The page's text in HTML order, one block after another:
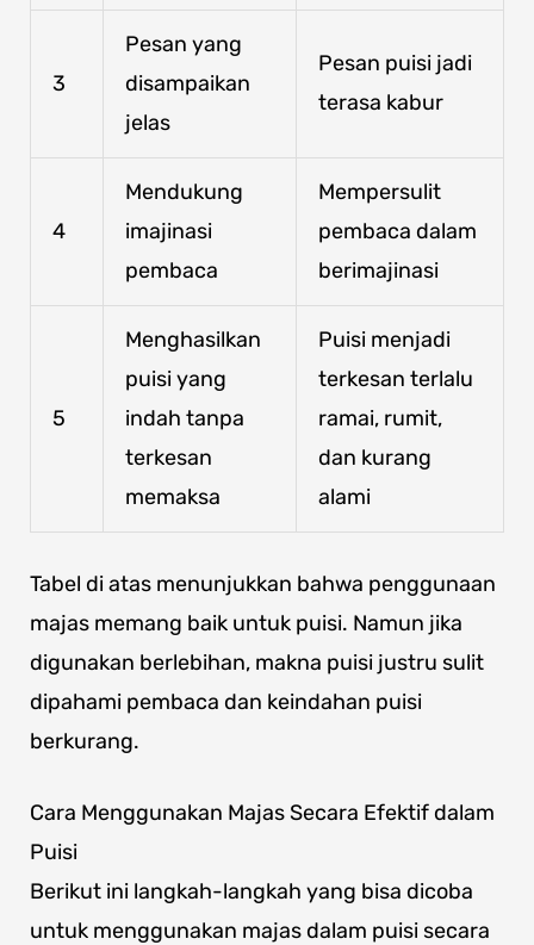
3
Pesan yang
disampaikan
jelas
Pesan puisi jadi
terasa kabur
4
Mendukung
imajinasi
pembaca
Mempersulit
pembaca dalam
berimajinasi
5
Menghasilkan
puisi yang
indah tanpa
terkesan
memaksa
Puisi menjadi
terkesan terlalu
ramai, rumit,
dan kurang
alami
Tabel di atas menunjukkan bahwa penggunaan
majas memang baik untuk puisi. Namun jika
digunakan berlebihan, makna puisi justru sulit
dipahami pembaca dan keindahan puisi
berkurang.
Cara Menggunakan Majas Secara Efektif dalam
Puisi
Berikut ini langkah-langkah yang bisa dicoba
untuk menggunakan majas dalam puisi secara